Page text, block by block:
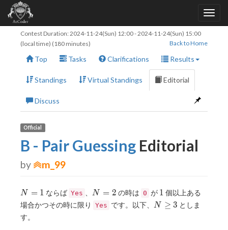
Contest Duration: 2024-11-24(Sun) 12:00-2024-11-24(Sun) 15:00
(local time) (180 minutes)
Back to Home
Top Tasks Clarifications Results
Standings Virtual Standings Editorial
Discuss
Official
B - Pair Guessing Editorial
by m_99
N=1
N = 1 ならば Yes N=2
N = 2 の時は 0 が 1
1 個以上ある
場合かつその時に限り
Yes です。以下、 N\geq3
N ≥ 3 としま
す。